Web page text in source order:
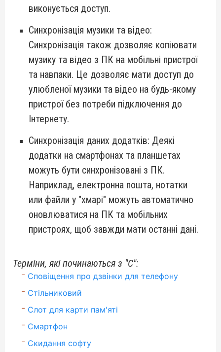
виконується доступ.
Синхронізація музики та відео:
Синхронізація також дозволяє копіювати
музику та відео з ПК на мобільні пристрої
та навпаки. Це дозволяє мати доступ до
улюбленої музики та відео на будь-якому
пристрої без потреби підключення до
Інтернету.
Синхронізація даних додатків: Деякі
додатки на смартфонах та планшетах
можуть бути синхронізовані з ПК.
Наприклад, електронна пошта, нотатки
или файли у "хмарі" можуть автоматично
оновлюватися на ПК та мобільних
пристроях, щоб завжди мати останні дані.
Терміни, які починаються з "С":
Сповіщення про дзвінки для телефону
Стільниковий
Слот для карти пам'яті
Смартфон
Скидання софту